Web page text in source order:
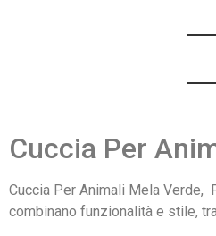
Cuccia Per
Cuccia Per Animali Mela Verde,
combinano funzionalità e stile,